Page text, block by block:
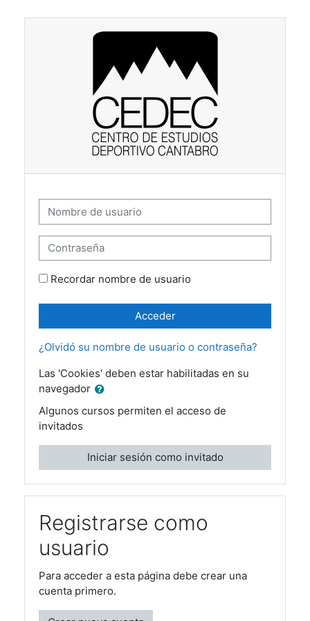
Nombre de usuario
Contraseña
Recordar nombre de usuario
Acceder
¿Olvidó su nombre de usuario o contraseña?
Las 'Cookies' deben estar habilitadas en su
navegador
Algunos cursos permiten el acceso de
invitados
Iniciar sesión como invitado
Registrarse como
usuario
Para acceder a esta página debe crear una
cuenta primero.